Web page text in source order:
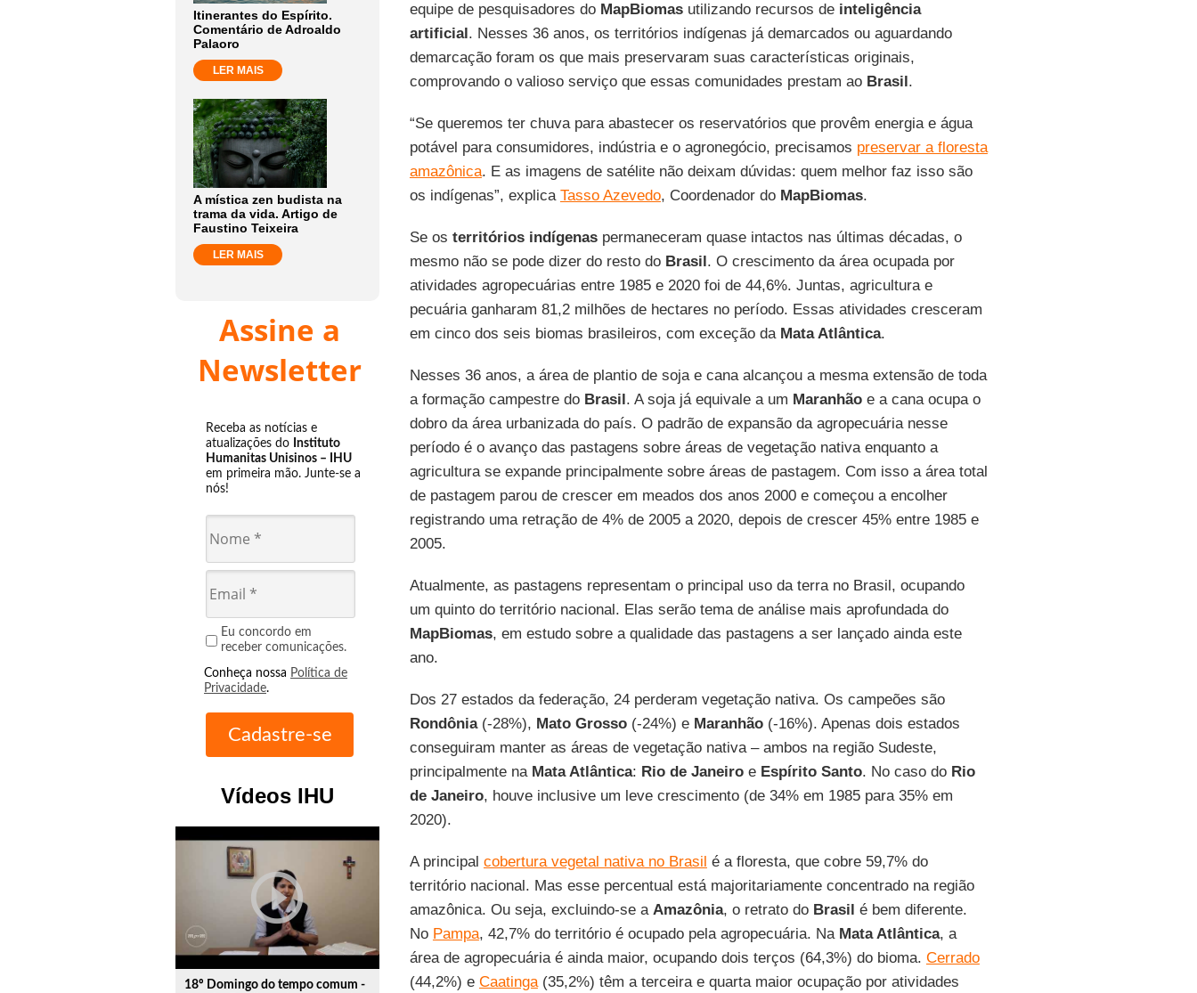
Itinerantes do Espírito.
Comentário de Adroaldo
Palaoro
LER MAIS
A mística zen budista na
trama da vida. Artigo de
Faustino Teixeira
LER MAIS
Assine a
Newsletter
Receba as notícias e
atualizações do Instituto
Humanitas Unisinos – IHU
em primeira mão. Junte-se a
nós!
Eu concordo em
receber comunicações.
Conheça nossa Política de
Privacidade.
Vídeos IHU
play_circle_outline
18º Domingo do tempo comum -
equipe de pesquisadores do MapBiomasutilizando recursos de inteligência
artificial. Nesses 36 anos, os territórios indígenas já demarcados ou aguardando
demarcação foram os que mais preservaram suas características originais,
comprovando o valioso serviço que essas comunidades prestam ao Brasil.
“Se queremos ter chuva para abastecer os reservatórios que provêm energia e água
potável para consumidores, indústria e o agronegócio, precisamos preservar a floresta
amazônica. E as imagens de satélite não deixam dúvidas: quem melhor faz isso são
os indígenas”, explica Tasso Azevedo, Coordenador do MapBiomas.
Se os territórios indígenaspermaneceram quase intactos nas últimas décadas, o
mesmo não se pode dizer do resto do Brasil. O crescimento da área ocupada por
atividades agropecuárias entre 1985 e 2020 foi de 44,6%. Juntas, agricultura e
pecuária ganharam 81,2 milhões de hectares no período. Essas atividades cresceram
em cinco dos seis biomas brasileiros, com exceção da Mata Atlântica.
Nesses 36 anos, a área de plantio de soja e cana alcançou a mesma extensão de toda
a formação campestre do Brasil. A soja já equivale a um Maranhãoe a cana ocupa o
dobro da área urbanizada do país. O padrão de expansão da agropecuária nesse
período é o avanço das pastagens sobre áreas de vegetação nativa enquanto a
agricultura se expande principalmente sobre áreas de pastagem. Com isso a área total
de pastagem parou de crescer em meados dos anos 2000 e começou a encolher
registrando uma retração de 4% de 2005 a 2020, depois de crescer 45% entre 1985 e
2005.
Atualmente, as pastagens representam o principal uso da terra no Brasil, ocupando
um quinto do território nacional. Elas serão tema de análise mais aprofundada do
MapBiomas, em estudo sobre a qualidade das pastagens a ser lançado ainda este
ano.
Dos 27 estados da federação, 24 perderam vegetação nativa. Os campeões são
Rondônia(-28%), Mato Grosso(-24%) e Maranhão(-16%). Apenas dois estados
conseguiram manter as áreas de vegetação nativa – ambos na região Sudeste,
principalmente na Mata Atlântica: Rio de Janeiroe Espírito Santo. No caso doRio
de Janeiro, houve inclusive um leve crescimento (de 34% em 1985 para 35% em
2020).
A principal cobertura vegetal nativa no Brasil é a floresta, que cobre 59,7% do
território nacional. Mas esse percentual está majoritariamente concentrado na região
amazônica. Ou seja, excluindo-se a Amazônia, o retrato do Brasil é bem diferente.
No Pampa, 42,7% do território é ocupado pela agropecuária. Na Mata Atlântica, a
área de agropecuária é ainda maior, ocupando dois terços (64,3%) do bioma. Cerrado
(44,2%) e Caatinga(35,2%) têm a terceira e quarta maior ocupação por atividades